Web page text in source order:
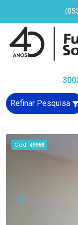
Refinar Pesquisa
Cód. 49963